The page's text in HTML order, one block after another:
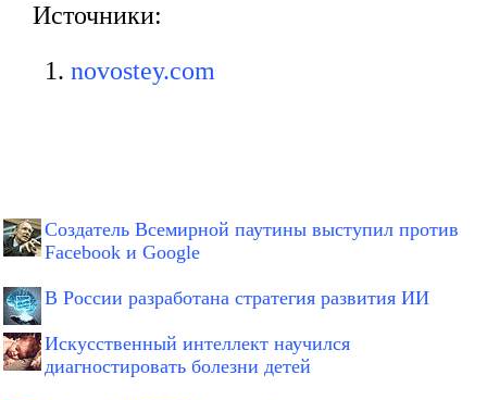
Источники:
novostey.com
Создатель Всемирной паутины выступил против
Facebook и Google
В России разработана стратегия развития ИИ
Искусственный интеллект научился
диагностировать болезни детей